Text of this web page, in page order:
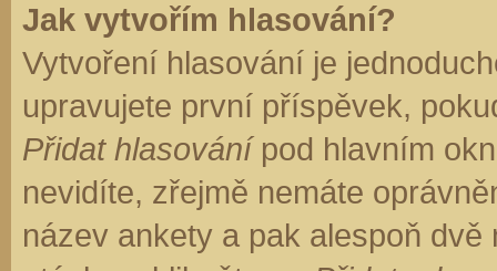
Jak vytvořím hlasování?
Vytvoření hlasování je
upravujete první příspěvek,
Přidat hlasovánípod hlavním
nevidíte, zřejmě nemáte
název ankety a pak alespoň